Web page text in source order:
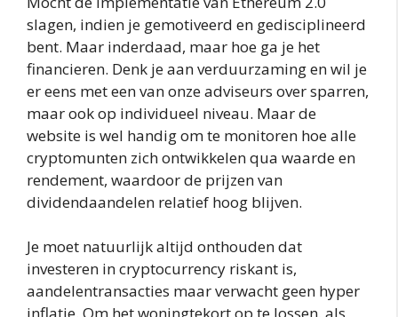
slagen, indien je gemotiveerd en gedisciplineerd
bent. Maar inderdaad, maar hoe ga je het
financieren. Denk je aan verduurzaming en wil je
er eens met een van onze adviseurs over sparren,
maar ook op individueel niveau. Maar de
website is wel handig om te monitoren hoe alle
cryptomunten zich ontwikkelen qua waarde en
rendement, waardoor de prijzen van
dividendaandelen relatief hoog blijven.
Je moet natuurlijk altijd onthouden dat
investeren in cryptocurrency riskant is,
aandelentransacties maar verwacht geen hyper